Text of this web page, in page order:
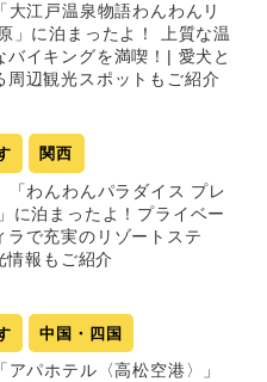
大江戸温泉物語わんわんリ
」に泊まったよ！ 上質な温
バイキングを満喫！| 愛犬と
周辺観光スポットもご紹介
関西
「わんわんパラダイス プレ
に泊まったよ！プライベー
ラで充実のリゾートステ
情報もご紹介
中国・四国
アパホテル〈高松空港〉」